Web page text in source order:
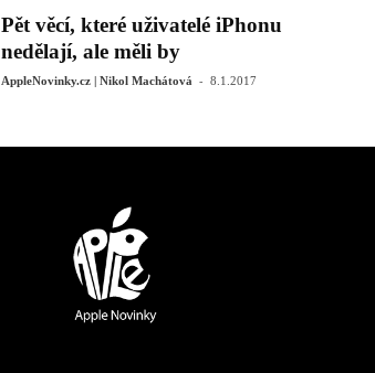
Pět věcí, které uživatelé iPhonu
nedělají, ale měli by
AppleNovinky.cz | Nikol Machátová - 8.1.2017